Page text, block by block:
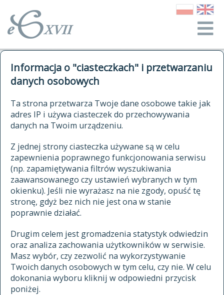
Informacja o "ciasteczkach" i przetwarzaniu
danych osobowych
Ta strona przetwarza Twoje dane osobowe takie jak
adres IP i używa ciasteczek do przechowywania
danych na Twoim urządzeniu.
Z jednej strony ciasteczka używane są w celu
zapewnienia poprawnego funkcjonowania serwisu
(np. zapamiętywania filtrów wyszukiwania
zaawansowanego czy ustawień wybranych w tym
okienku). Jeśli nie wyrażasz na nie zgody, opuść tę
stronę, gdyż bez nich nie jest ona w stanie
poprawnie działać.
Drugim celem jest gromadzenia statystyk odwiedzin
oraz analiza zachowania użytkowników w serwisie.
Masz wybór, czy zezwolić na wykorzystywanie
Twoich danych osobowych w tym celu, czy nie. W celu
dokonania wyboru kliknij w odpowiedni przycisk
poniżej.
autorzy Słownika
historia
publikacje
źródła
autorzy tekstów źródłowych
zasady opracowania
statystyki
najnowsze hasła
ostatnio zmodyfikowane hasła
materiały archiwalne
cytowanie
kontakt
kwerendy
jak cytować Słownik
ELEKTRONICZNY SŁOWNIK
JĘZYKA POLSKIEGO
XVII I XVIII WIEKU
znajdź hasła
zaczynające się od